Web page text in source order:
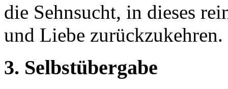
die Sehnsucht, in dieses
und Liebe zurückzukehren.
3. Selbstübergabe